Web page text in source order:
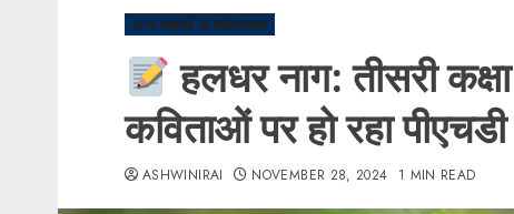
अन्य भाषाओं के साहित्यकार
हलधर नाग: तीसरी
कविताओं पर हो रहा
ASHWINIRAI NOVEMBER 28, 2024 1 MIN READ